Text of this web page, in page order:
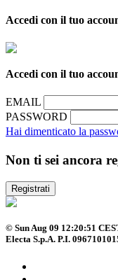
Accedi con il tuo
Accedi con il tuo
EMAIL
PASSWORD
Hai dimenticato la
Non ti sei ancora
Registrati
© Sun Aug 09 12:20:51
Electa S.p.A. P.I.